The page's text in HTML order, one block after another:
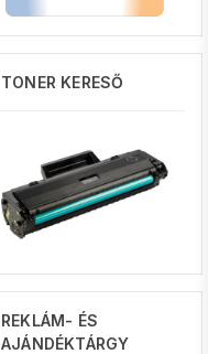
TONER KERESŐ
REKLÁM- ÉS
AJÁNDÉKTÁRGY